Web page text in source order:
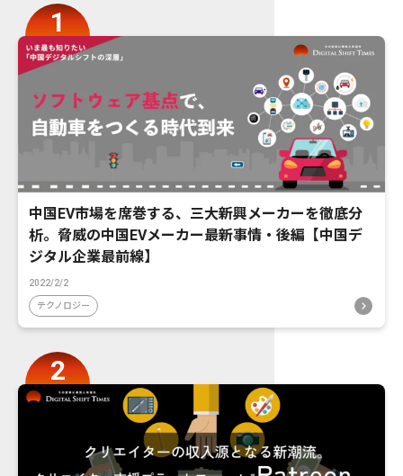
中国EV市場を席巻する、三大新興メーカーを徹底分
析。脅威の中国EVメーカー最新事情・後編【中国デ
ジタル企業最前線】
2022/2/2
テクノロジー